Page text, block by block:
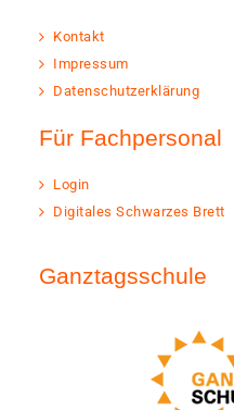
Kontakt
Impressum
Datenschutzerklärung
Für Fachpersonal
Login
Digitales Schwarzes Brett
Ganztagsschule